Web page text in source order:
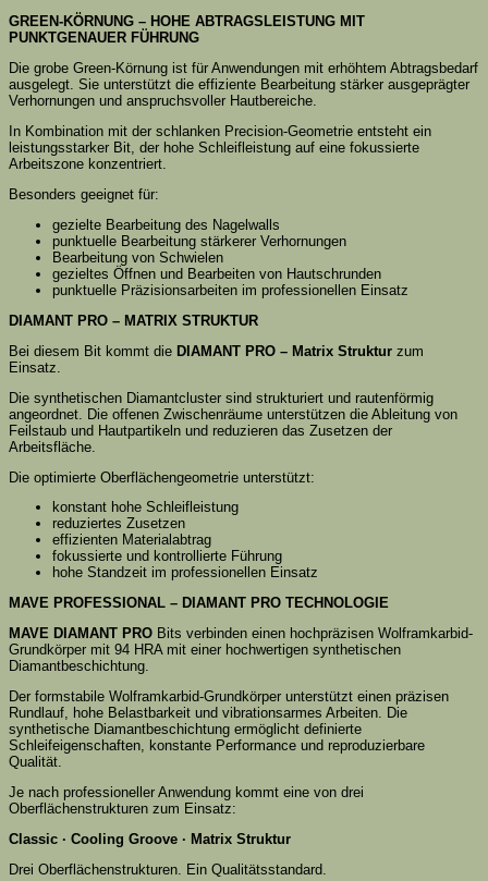
GREEN-KÖRNUNG – HOHE ABTRAGSLEISTUNG MIT
PUNKTGENAUER FÜHRUNG
Die grobe Green-Körnung ist für Anwendungen mit erhöhtem Abtragsbedarf
ausgelegt. Sie unterstützt die effiziente Bearbeitung stärker ausgeprägter
Verhornungen und anspruchsvoller Hautbereiche.
In Kombination mit der schlanken Precision-Geometrie entsteht ein
leistungsstarker Bit, der hohe Schleifleistung auf eine fokussierte
Arbeitszone konzentriert.
Besonders geeignet für:
gezielte Bearbeitung des Nagelwalls
punktuelle Bearbeitung stärkerer Verhornungen
Bearbeitung von Schwielen
gezieltes Öffnen und Bearbeiten von Hautschrunden
punktuelle Präzisionsarbeiten im professionellen Einsatz
DIAMANT PRO – MATRIX STRUKTUR
Bei diesem Bit kommt die DIAMANT PRO – Matrix Struktur zum
Einsatz.
Die synthetischen Diamantcluster sind strukturiert und rautenförmig
angeordnet. Die offenen Zwischenräume unterstützen die Ableitung von
Feilstaub und Hautpartikeln und reduzieren das Zusetzen der
Arbeitsfläche.
Die optimierte Oberflächengeometrie unterstützt:
konstant hohe Schleifleistung
reduziertes Zusetzen
effizienten Materialabtrag
fokussierte und kontrollierte Führung
hohe Standzeit im professionellen Einsatz
MAVE PROFESSIONAL – DIAMANT PRO TECHNOLOGIE
MAVE DIAMANT PRO Bits verbinden einen hochpräzisen Wolframkarbid-
Grundkörper mit 94 HRA mit einer hochwertigen synthetischen
Diamantbeschichtung.
Der formstabile Wolframkarbid-Grundkörper unterstützt einen präzisen
Rundlauf, hohe Belastbarkeit und vibrationsarmes Arbeiten. Die
synthetische Diamantbeschichtung ermöglicht definierte
Schleifeigenschaften, konstante Performance und reproduzierbare
Qualität.
Je nach professioneller Anwendung kommt eine von drei
Oberflächenstrukturen zum Einsatz:
Classic · Cooling Groove · Matrix Struktur
Drei Oberflächenstrukturen. Ein Qualitätsstandard.